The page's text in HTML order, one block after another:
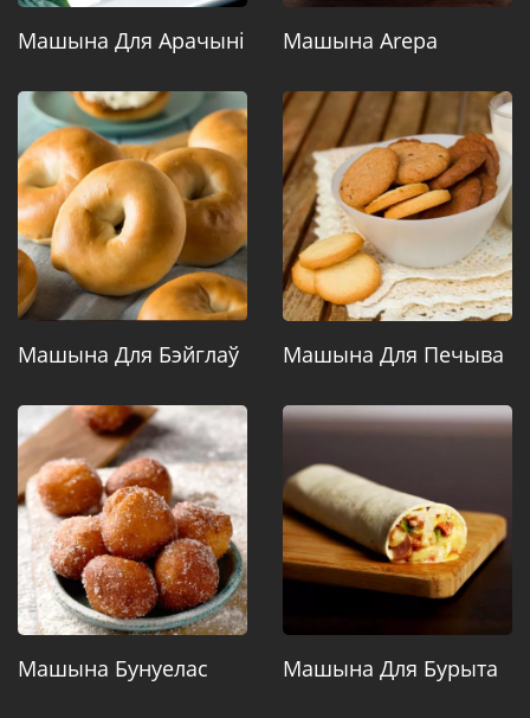
Машына Для Арачыні Машына Arepa
Машына Для Бэйглаў Машына Для Печыва
Машына Бунуелас Машына Для Бурыта